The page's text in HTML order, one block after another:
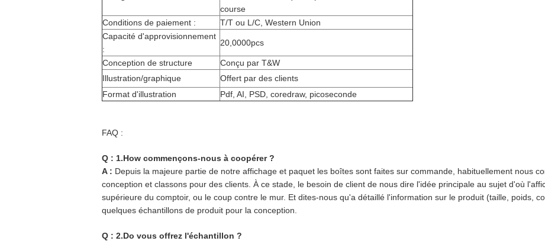
course
Conditions de paiement :
T/T ou L/C, Western Union
Capacité d'approvisionnement
:
20,0000pcs
Conception de structure
Conçu par T&W
Illustration/graphique
Offert par des clients
Format d'illustration
Pdf, AI, PSD, coredraw, picoseconde
FAQ :
Q : 1.How commençons-nous à coopérer ?
A : Depuis la majeure partie de notre affichage et paquet les boîtes sont faites sur commande, habituellement nous
conception et classons pour des clients. À ce stade, le besoin de client de nous dire l'idée principale au sujet d'où
supérieure du comptoir, ou le coup contre le mur. Et dites-nous qu'a détaillé l'information sur le produit (taille, poids,
quelques échantillons de produit pour la conception.
Q : 2.Do vous offrez l'échantillon ?